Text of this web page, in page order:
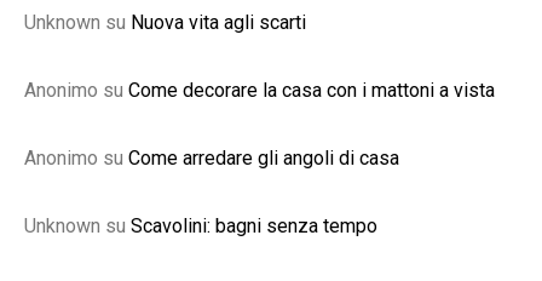
Unknown su Nuova vita agli scarti
Anonimo su Come decorare la casa con i mattoni a vista
Anonimo su Come arredare gli angoli di casa
Unknown su Scavolini: bagni senza tempo